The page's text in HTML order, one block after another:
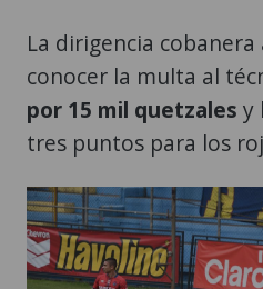
La dirigencia
conocer la multa al
por 15 mil quetzales y
tres puntos para los